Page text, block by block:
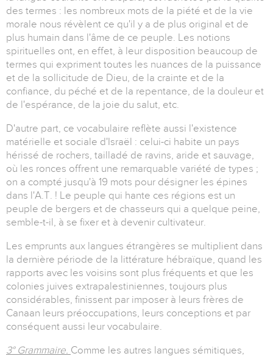
des termes : les nombreux mots de la piété et de la vie
morale nous révèlent ce qu'il y a de plus original et de
plus humain dans l'âme de ce peuple. Les notions
spirituelles ont, en effet, à leur disposition beaucoup de
termes qui expriment toutes les nuances de la puissance
et de la sollicitude de Dieu, de la crainte et de la
confiance, du péché et de la repentance, de la douleur et
de l'espérance, de la joie du salut, etc.
D'autre part, ce vocabulaire reflète aussi l'existence
matérielle et sociale d'Israël : celui-ci habite un pays
hérissé de rochers, tailladé de ravins, aride et sauvage,
où les ronces offrent une remarquable variété de types ;
on a compté jusqu'à 19 mots pour désigner les épines
dans l'A.T. ! Le peuple qui hante ces régions est un
peuple de bergers et de chasseurs qui a quelque peine,
semble-t-il, à se fixer et à devenir cultivateur.
Les emprunts aux langues étrangères se multiplient dans
la dernière période de la littérature hébraïque, quand les
rapports avec les voisins sont plus fréquents et que les
colonies juives extrapalestiniennes, toujours plus
considérables, finissent par imposer à leurs frères de
Canaan leurs préoccupations, leurs conceptions et par
conséquent aussi leur vocabulaire.
3° Grammaire. Comme les autres langues sémitiques,